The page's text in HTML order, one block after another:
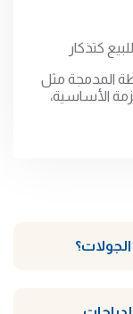
كتذكار
المدمجة مثل
الأساسية،